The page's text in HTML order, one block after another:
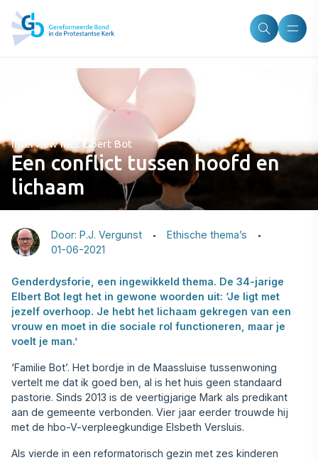
Interview met Elbert Bot
Een conflict tussen hoofd en
lichaam
Door: P.J. Vergunst
Ethische thema’s
01-06-2021
Genderdysforie, een ingewikkeld thema. De 34-jarige
Elbert Bot legt het in gewone woorden uit: ‘Je ligt met
jezelf overhoop. Je hebt het lichaam gekregen van een
vrouw en moet in die sociale rol functioneren, maar je
voelt je man.’
‘Familie Bot’. Het bordje in de Maassluise tussenwoning
vertelt me dat ik goed ben, al is het huis geen standaard
pastorie. Sinds 2013 is de veertigjarige Mark als predikant
aan de gemeente verbonden. Vier jaar eerder trouwde hij
met de hbo-V-verpleegkundige Elsbeth Versluis.
Als vierde in een reformatorisch gezin met zes kinderen